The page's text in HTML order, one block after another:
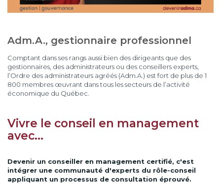
Adm.A., gestionnaire professionnel
Comptant dans ses rangs aussi bien des dirigeants que des
gestionnaires, des administrateurs ou des conseillers experts,
l’Ordre des administrateurs agréés (Adm.A.) est fort de plus de 1
800 membres œuvrant dans tous les secteurs de l’activité
économique du Québec.
Vivre le conseil en management
avec…
Devenir un conseiller en management certifié, c'est
intégrer une communauté d'experts du rôle-conseil
appliquant un processus de consultation éprouvé.